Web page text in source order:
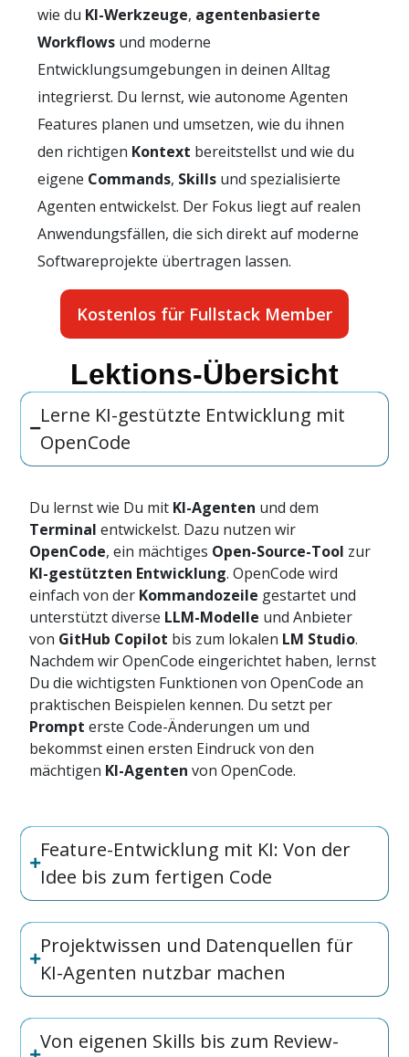
wie du KI-Werkzeuge, agentenbasierte
Workflows und moderne
Entwicklungsumgebungen in deinen Alltag
integrierst. Du lernst, wie autonome Agenten
Features planen und umsetzen, wie du ihnen
den richtigen Kontext bereitstellst und wie du
eigene Commands, Skills und spezialisierte
Agenten entwickelst. Der Fokus liegt auf realen
Anwendungsfällen, die sich direkt auf moderne
Softwareprojekte übertragen lassen.
Kostenlos für Fullstack Member
Lektions-Übersicht
Lerne KI-gestützte Entwicklung mit
OpenCode
Du lernst wie Du mit KI-Agenten und dem
Terminal entwickelst. Dazu nutzen wir
OpenCode, ein mächtiges Open-Source-Tool zur
KI-gestützten Entwicklung. OpenCode wird
einfach von der Kommandozeile gestartet und
unterstützt diverse LLM-Modelle und Anbieter
von GitHub Copilot bis zum lokalen LM Studio.
Nachdem wir OpenCode eingerichtet haben, lernst
Du die wichtigsten Funktionen von OpenCode an
praktischen Beispielen kennen. Du setzt per
Prompt erste Code-Änderungen um und
bekommst einen ersten Eindruck von den
mächtigen KI-Agenten von OpenCode.
Feature-Entwicklung mit KI: Von der
Idee bis zum fertigen Code
Projektwissen und Datenquellen für
KI-Agenten nutzbar machen
Von eigenen Skills bis zum Review-